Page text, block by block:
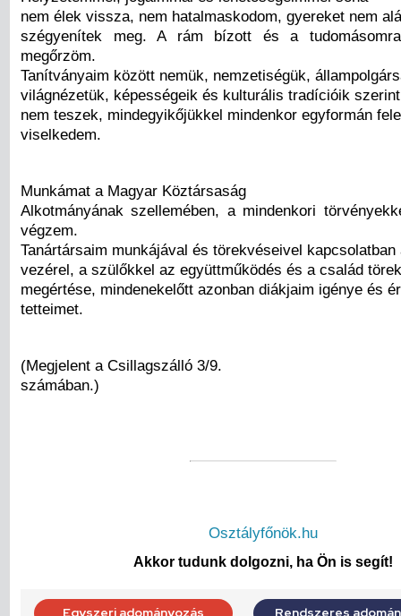
nem élek vissza, nem hatalmaskodom, gyereket nem
szégyenítek meg. A rám bízott és a
megőrzöm.
Tanítványaim között nemük, nemzetiségük,
világnézetük, képességeik és kulturális tradícióik
nem teszek, mindegyikőjükkel mindenkor egyformán
viselkedem.
Munkámat a Magyar Köztársaság
Alkotmányának szellemében, a mindenkori
végzem.
Tanártársaim munkájával és törekvéseivel
vezérel, a szülőkkel az együttműködés és a család
megértése, mindenekelőtt azonban diákjaim igénye és
tetteimet.
(Megjelent a Csillagszálló 3/9.
számában.)
Osztályfőnök.hu
Akkor tudunk dolgozni, ha Ön is segít!